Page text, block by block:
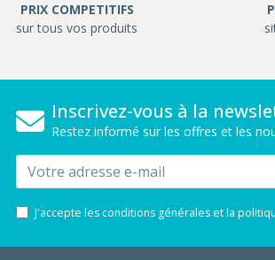
PRIX COMPETITIFS
sur tous vos produits
Inscrivez-vous à la
Restez informé sur les offres et les
Email
J'accepte les conditions générales et la